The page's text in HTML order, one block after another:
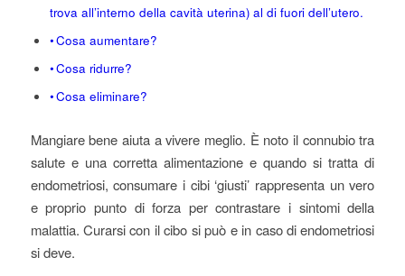
trova all’interno della cavità uterina) al di fuori dell’utero.
Cosa aumentare?
Cosa ridurre?
Cosa eliminare?
Mangiare bene aiuta a vivere meglio. È noto il connubio tra
salute e una corretta alimentazione e quando si tratta di
endometriosi, consumare i cibi ‘giusti’ rappresenta un vero
e proprio punto di forza per contrastare i sintomi della
malattia. Curarsi con il cibo si può e in caso di endometriosi
si deve.